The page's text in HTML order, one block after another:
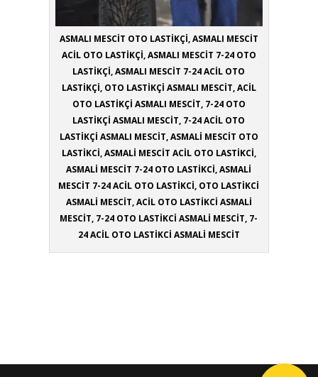
ASMALI MESCİT OTO LASTİKÇİ, ASMALI MESCİT
ACİL OTO LASTİKÇİ, ASMALI MESCİT 7-24 OTO
LASTİKÇİ, ASMALI MESCİT 7-24 ACİL OTO
LASTİKÇİ, OTO LASTİKÇİ ASMALI MESCİT, ACİL
OTO LASTİKÇİ ASMALI MESCİT, 7-24 OTO
LASTİKÇİ ASMALI MESCİT, 7-24 ACİL OTO
LASTİKÇİ ASMALI MESCİT, ASMALİ MESCİT OTO
LASTİKCİ, ASMALİ MESCİT ACİL OTO LASTİKCİ,
ASMALİ MESCİT 7-24 OTO LASTİKCİ, ASMALİ
MESCİT 7-24 ACİL OTO LASTİKCİ, OTO LASTİKCİ
ASMALİ MESCİT, ACİL OTO LASTİKCİ ASMALİ
MESCİT, 7-24 OTO LASTİKCİ ASMALİ MESCİT, 7-
24 ACİL OTO LASTİKCİ ASMALİ MESCİT